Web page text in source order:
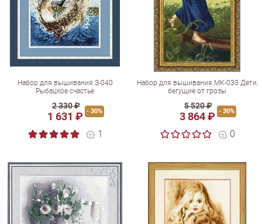
Набор для вышивания З-040
Рыбацкое счастье
2 330 ₽
1 631 ₽ - 30%
1
Набор для вышивания МК-033 Дети,
бегущие от грозы
5 520 ₽
3 864 ₽ - 30%
0